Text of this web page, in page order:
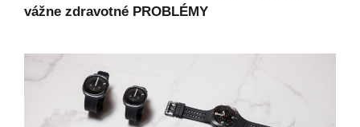
vážne zdravotné PROBLÉMY